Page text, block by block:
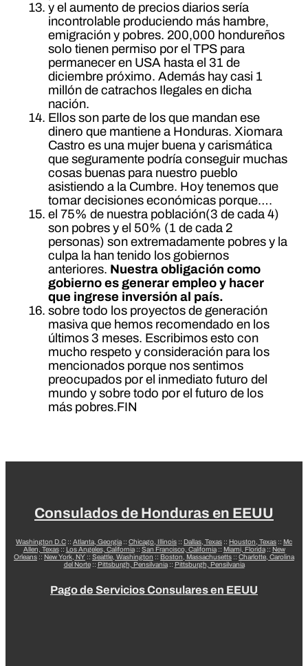
y el aumento de precios diarios sería
incontrolable produciendo más hambre,
emigración y pobres. 200,000 hondureños
solo tienen permiso por el TPS para
permanecer en USA hasta el 31 de
diciembre próximo. Además hay casi 1
millón de catrachos Ilegales en dicha
nación.
Ellos son parte de los que mandan ese
dinero que mantiene a Honduras. Xiomara
Castro es una mujer buena y carismática
que seguramente podría conseguir muchas
cosas buenas para nuestro pueblo
asistiendo a la Cumbre. Hoy tenemos que
tomar decisiones económicas porque….
el 75% de nuestra población(3 de cada 4)
son pobres y el 50% (1 de cada 2
personas) son extremadamente pobres y la
culpa la han tenido los gobiernos
anteriores. Nuestra obligación como
gobierno es generar empleo y hacer
que ingrese inversión al país.
sobre todo los proyectos de generación
masiva que hemos recomendado en los
últimos 3 meses. Escribimos esto con
mucho respeto y consideración para los
mencionados porque nos sentimos
preocupados por el inmediato futuro del
mundo y sobre todo por el futuro de los
más pobres.FIN
Consulados de Honduras en EEUU
Washington D.C :: Atlanta, Georgia :: Chicago, Illinois :: Dallas, Texas :: Houston, Texas :: Mc
Allen, Texas:: Los Angeles, California:: San Francisco, California:: Miami, Florida:: New
Orleans :: New York, NY :: Seattle, Washington :: Boston, Massachusetts :: Charlotte, Carolina
del Norte:: Pittsburgh, Pensilvania:: Pittsburgh, Pensilvania
Pago de Servicios Consulares en EEUU